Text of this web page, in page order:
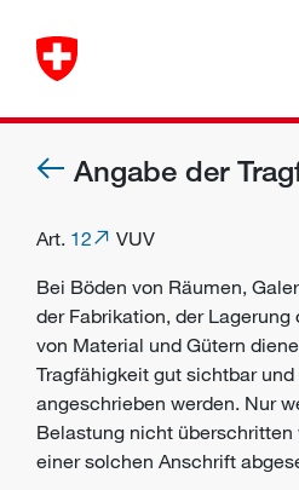
Angabe der
Art. 12
VUV
Bei Böden von Räumen,
der Fabrikation, der
von Material und Gütern
Tragfähigkeit gut sichtbar
angeschrieben werden. Nur
Belastung nicht überschritten
einer solchen Anschrift